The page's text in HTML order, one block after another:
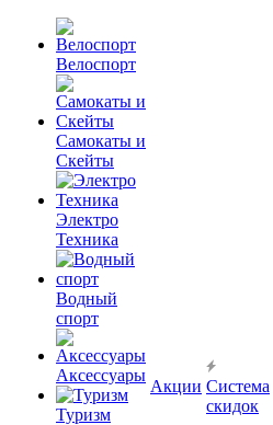
Велоспорт
Самокаты и
Скейты
Электро
Техника
Водный
спорт
Аксессуары
Туризм
Акции Система
скидок